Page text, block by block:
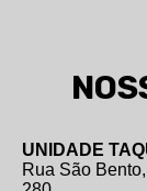
UNIDADE
Rua São